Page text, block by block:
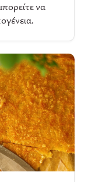
να